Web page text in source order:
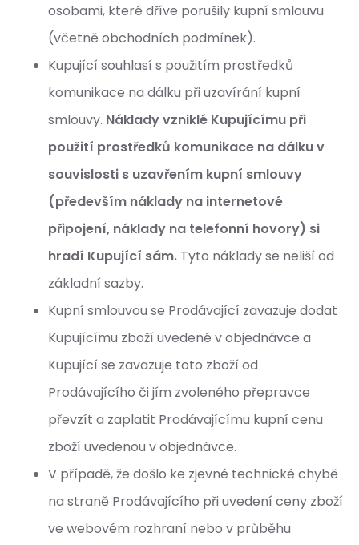
osobami, které dříve porušily kupní smlouvu
(včetně obchodních podmínek).
Kupující souhlasí s použitím prostředků
komunikace na dálku při uzavírání kupní
smlouvy. Náklady vzniklé Kupujícímu při
použití prostředků komunikace na dálku v
souvislosti s uzavřením kupní smlouvy
(především náklady na internetové
připojení, náklady na telefonní hovory) si
hradí Kupující sám. Tyto náklady se neliší od
základní sazby.
Kupní smlouvou se Prodávající zavazuje dodat
Kupujícímu zboží uvedené v objednávce a
Kupující se zavazuje toto zboží od
Prodávajícího či jím zvoleného přepravce
převzít a zaplatit Prodávajícímu kupní cenu
zboží uvedenou v objednávce.
V případě, že došlo ke zjevné technické chybě
na straně Prodávajícího při uvedení ceny zboží
ve webovém rozhraní nebo v průběhu